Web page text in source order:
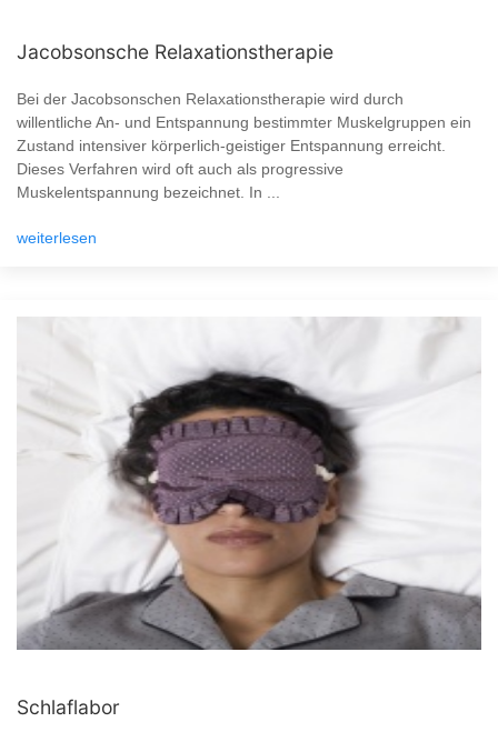
Jacobsonsche Relaxationstherapie
Bei der Jacobsonschen Relaxationstherapie wird durch
willentliche An- und Entspannung bestimmter Muskelgruppen ein
Zustand intensiver körperlich-geistiger Entspannung erreicht.
Dieses Verfahren wird oft auch als progressive
Muskelentspannung bezeichnet. In ...
weiterlesen
Schlaflabor